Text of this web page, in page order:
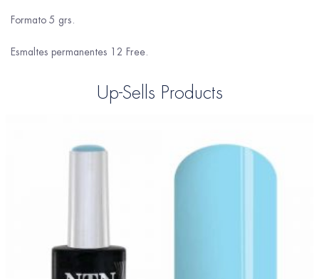
Formato 5 grs.
Esmaltes permanentes 12 Free.
Up-Sells Products